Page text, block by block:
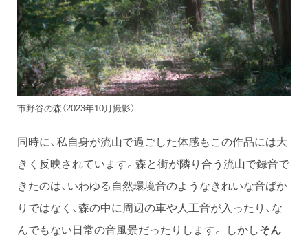
市野谷の森（2023年10月撮影）
同時に、私自身が流山で過ごした体感もこの作品には大
きく反映されています。森と街が隣り合う流山で録音で
きたのは、いわゆる自然環境音のようなきれいな音ばか
りではなく、森の中に周辺の車や人工音が入ったり、な
んでもない日常の音風景だったりします。 しかしそん